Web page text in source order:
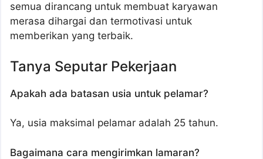
semua dirancang untuk membuat karyawan
merasa dihargai dan termotivasi untuk
memberikan yang terbaik.
Tanya Seputar Pekerjaan
Apakah ada batasan usia untuk pelamar?
Ya, usia maksimal pelamar adalah 25 tahun.
Bagaimana cara mengirimkan lamaran?